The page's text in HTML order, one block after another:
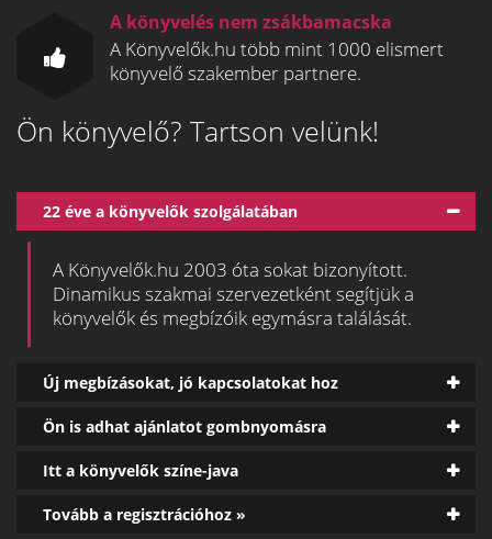
A könyvelés nem zsákbamacska
A Könyvelők.hu több mint 1000 elismert
könyvelő szakember partnere.
Ön könyvelő? Tartson velünk!
22 éve a könyvelők szolgálatában
A Könyvelők.hu 2003 óta sokat bizonyított.
Dinamikus szakmai szervezetként segítjük a
könyvelők és megbízóik egymásra találását.
Új megbízásokat, jó kapcsolatokat hoz
Ön is adhat ajánlatot gombnyomásra
Itt a könyvelők színe-java
Tovább a regisztrációhoz »